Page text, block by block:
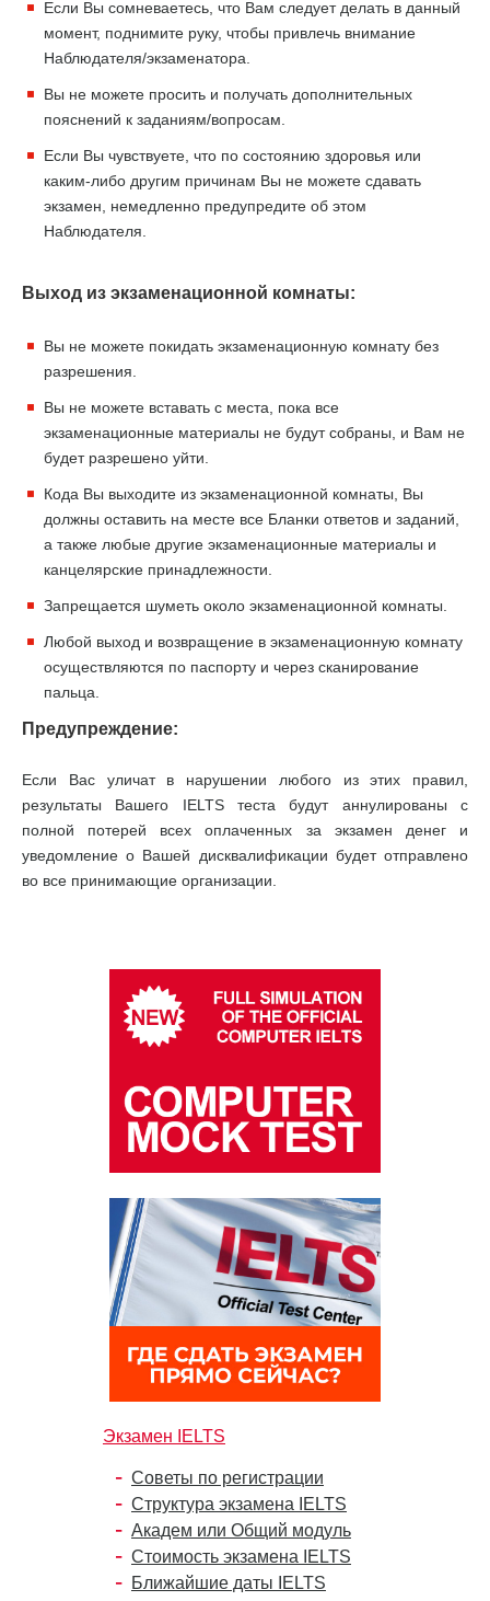
Если Вы сомневаетесь, что Вам следует делать в данный
момент, поднимите руку, чтобы привлечь внимание
Наблюдателя/экзаменатора.
Вы не можете просить и получать дополнительных
пояснений к заданиям/вопросам.
Если Вы чувствуете, что по состоянию здоровья или
каким-либо другим причинам Вы не можете сдавать
экзамен, немедленно предупредите об этом
Наблюдателя.
Выход из экзаменационной комнаты:
Вы не можете покидать экзаменационную комнату без
разрешения.
Вы не можете вставать с места, пока все
экзаменационные материалы не будут собраны, и Вам не
будет разрешено уйти.
Кода Вы выходите из экзаменационной комнаты, Вы
должны оставить на месте все Бланки ответов и заданий,
а также любые другие экзаменационные материалы и
канцелярские принадлежности.
Запрещается шуметь около экзаменационной комнаты.
Любой выход и возвращение в экзаменационную комнату
осуществляются по паспорту и через сканирование
пальца.
Предупреждение:
Если Вас уличат в нарушении любого из этих правил,
результаты Вашего IELTS теста будут аннулированы с
полной потерей всех оплаченных за экзамен денег и
уведомление о Вашей дисквалификации будет отправлено
во все принимающие организации.
Экзамен IELTS
Советы по регистрации
Структура экзамена IELTS
Академ или Общий модуль
Стоимость экзамена IELTS
Ближайшие даты IELTS